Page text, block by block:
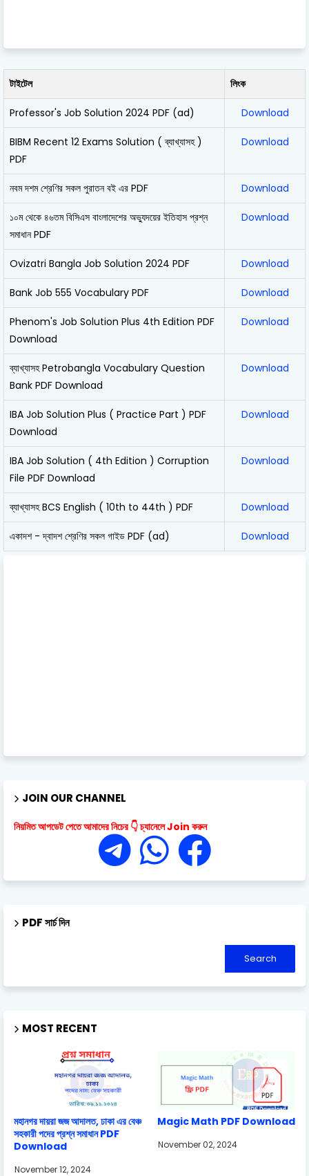
টাইটেল লিংক
Professor's Job Solution 2024 PDF (ad) Download
BIBM Recent 12 Exams Solution ( ব্যাখ্যাসহ )
PDF
Download
নবম দশম শ্রেণির সকল পুরাতন বই এর PDF Download
১০ম থেকে ৪৬তম বিসিএস বাংলাদেশের অভ্যুদয়ের ইতিহাস প্রশ্ন
সমাধান PDF
Download
Ovizatri Bangla Job Solution 2024 PDF Download
Bank Job 555 Vocabulary PDF Download
Phenom's Job Solution Plus 4th Edition PDF
Download
Download
ব্যাখ্যাসহ Petrobangla Vocabulary Question
Bank PDF Download
Download
IBA Job Solution Plus ( Practice Part ) PDF
Download
Download
IBA Job Solution ( 4th Edition ) Corruption
File PDF Download
Download
ব্যাখ্যাসহ BCS English ( 10th to 44th ) PDF Download
একাদশ - দ্বাদশ শ্রেণির সকল গাইড PDF (ad) Download
JOIN OUR CHANNEL
নিয়মিত আপডেট পেতে আমাদের নিচের 👇 চ্যানেলে Join করুন
PDF সার্চ দিন
MOST RECENT
মহানগর দায়রা জজ আদালত, ঢাকা এর বেঞ্চ
সহকারী পদের প্রশ্ন সমাধান PDF
Download
November 12, 2024
Magic Math PDF Download
November 02, 2024